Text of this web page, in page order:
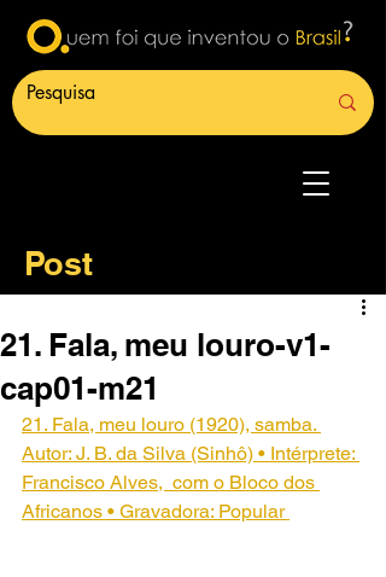
Post
21. Fala, meu louro-v1-
cap01-m21
21. Fala, meu louro (1920), samba.
Autor: J. B. da Silva (Sinhô) • Intérprete:
Francisco Alves,  com o Bloco dos
Africanos • Gravadora: Popular